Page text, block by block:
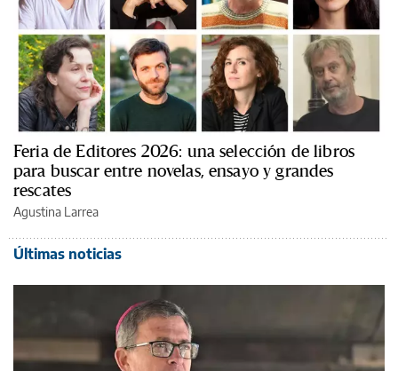
Feria de Editores 2026: una selección de libros
para buscar entre novelas, ensayo y grandes
rescates
Agustina Larrea
Últimas noticias